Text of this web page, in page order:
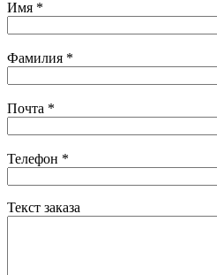
Имя *
Фамилия *
Почта *
Телефон *
Текст заказа